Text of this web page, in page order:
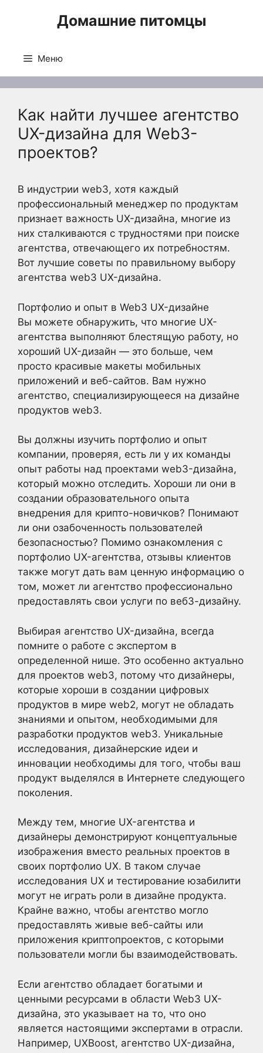
Домашние питомцы
Меню
Как найти лучшее агентство
UX-дизайна для Web3-
проектов?
В индустрии web3, хотя каждый
профессиональный менеджер по продуктам
признает важность UX-дизайна, многие из
них сталкиваются с трудностями при поиске
агентства, отвечающего их потребностям.
Вот лучшие советы по правильному выбору
агентства web3 UX-дизайна.
Портфолио и опыт в Web3 UX-дизайне
Вы можете обнаружить, что многие UX-
агентства выполняют блестящую работу, но
хороший UX-дизайн — это больше, чем
просто красивые макеты мобильных
приложений и веб-сайтов. Вам нужно
агентство, специализирующееся на дизайне
продуктов web3.
Вы должны изучить портфолио и опыт
компании, проверяя, есть ли у их команды
опыт работы над проектами web3-дизайна,
который можно отследить. Хороши ли они в
создании образовательного опыта
внедрения для крипто-новичков? Понимают
ли они озабоченность пользователей
безопасностью? Помимо ознакомления с
портфолио UX-агентства, отзывы клиентов
также могут дать вам ценную информацию о
том, может ли агентство профессионально
предоставлять свои услуги по веб3-дизайну.
Выбирая агентство UX-дизайна, всегда
помните о работе с экспертом в
определенной нише. Это особенно актуально
для проектов web3, потому что дизайнеры,
которые хороши в создании цифровых
продуктов в мире web2, могут не обладать
знаниями и опытом, необходимыми для
разработки продуктов web3. Уникальные
исследования, дизайнерские идеи и
инновации необходимы для того, чтобы ваш
продукт выделялся в Интернете следующего
поколения.
Между тем, многие UX-агентства и
дизайнеры демонстрируют концептуальные
изображения вместо реальных проектов в
своих портфолио UX. В таком случае
исследования UX и тестирование юзабилити
могут не играть роли в дизайне продукта.
Крайне важно, чтобы агентство могло
предоставлять живые веб-сайты или
приложения криптопроектов, с которыми
пользователи могли бы взаимодействовать.
Если агентство обладает богатыми и
ценными ресурсами в области Web3 UX-
дизайна, это указывает на то, что оно
является настоящими экспертами в отрасли.
Например, UXBoost, агентство UX-дизайна,